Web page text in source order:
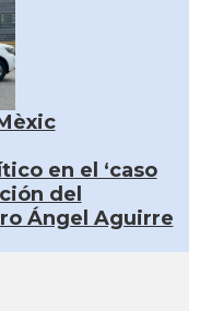
en el ‘caso
del
Ángel Aguirre